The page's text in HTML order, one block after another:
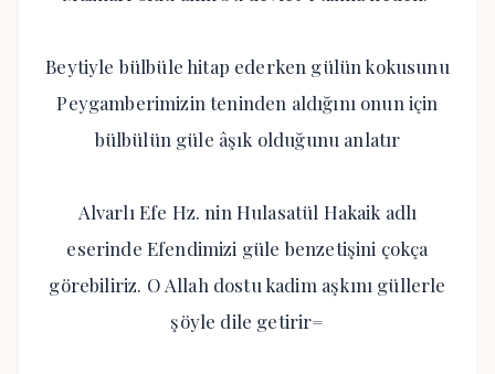
Beytiyle bülbüle hitap ederken gülün kokusunu
Peygamberimizin teninden aldığını onun için
bülbülün güle âşık olduğunu anlatır
Alvarlı Efe Hz. nin Hulasatül Hakaik adlı
eserinde Efendimizi güle benzetişini çokça
görebiliriz. O Allah dostu kadim aşkını güllerle
şöyle dile getirir=